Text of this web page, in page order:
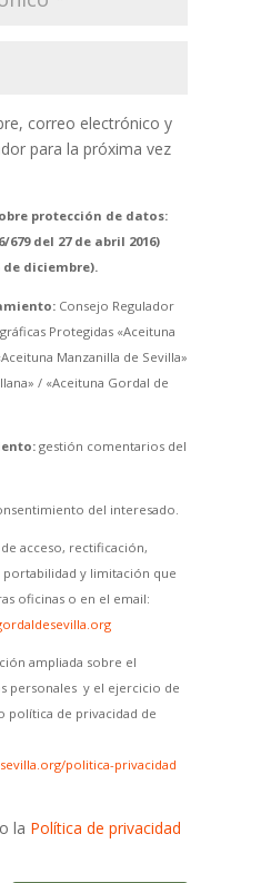
correo electrónico y
para la próxima vez
protección de datos:
679 del 27 de abril 2016)
de diciembre).
Consejo Regulador
Protegidas «Aceituna
Manzanilla de Sevilla»
/ «Aceituna Gordal de
gestión comentarios del
del interesado.
acceso, rectificación,
y limitación que
oficinas o en el email:
ampliada sobre el
personales y el ejercicio de
política de privacidad de
politica-privacidad
la Política de privacidad